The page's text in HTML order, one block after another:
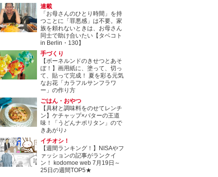
連載
「お母さんのひとり時間」を持
つことに「罪悪感」は不要。家
族を頼れないときは、お母さん
同士で助け合いたい【タベコト
in Berlin・130】
手づくり
【ボーネルンドのきせつとあそ
ぼ！】画用紙に、塗って、切っ
て、貼って完成！ 夏を彩る元気
なお花「カラフルサンフラワ
ー」の作り方
ごはん・おやつ
【具材と調味料をのせてレンチ
ン】ケチャップ×バターの王道
味！「うどんナポリタン」ので
きあがり♪
イチオシ！
【週間ランキング！】NISAやフ
ァッションの記事がランクイ
ン！ kodomoe web 7月19日～
25日の週間TOP5★